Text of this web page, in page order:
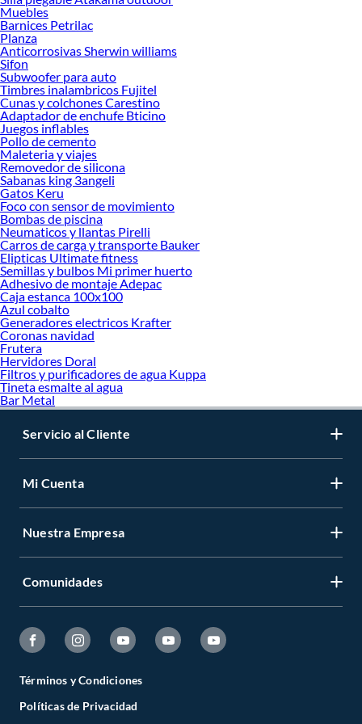
ofrecerte!
Encuentra una amplia variedad de productos de Canastos para la ropa en
Sodimac. Encuentra todo lo necesario para tus proyectos de renovación y
decoración. ¡Visítanos y haz tus ideas realidad!
Muebles
Barnices Petrilac
Planza
Anticorrosivas Sherwin williams
Sifon
Subwoofer para auto
Timbres inalambricos Fujitel
Cunas y colchones Carestino
Adaptador de enchufe Bticino
Juegos inflables
Pollo de cemento
Maleteria y viajes
Removedor de silicona
Sabanas king 3angeli
Gatos Keru
Foco con sensor de movimiento
Bombas de piscina
Neumaticos y llantas Pirelli
Carros de carga y transporte Bauker
Elipticas Ultimate fitness
Semillas y bulbos Mi primer huerto
Adhesivo de montaje Adepac
Caja estanca 100x100
Azul cobalto
Generadores electricos Krafter
Coronas navidad
Frutera
Hervidores Doral
Filtros y purificadores de agua Kuppa
Tineta esmalte al agua
Bar Metal
Servicio al Cliente
Mi Cuenta
Nuestra Empresa
Comunidades
Términos y Condiciones
Políticas de Privacidad